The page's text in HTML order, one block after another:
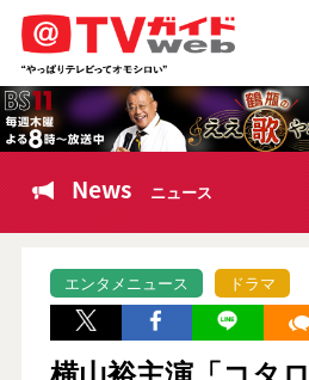
News ニュース
エンタメニュース ドラマ